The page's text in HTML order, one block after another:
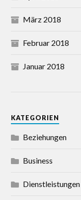
März 2018
Februar 2018
Januar 2018
KATEGORIEN
Beziehungen
Business
Dienstleistungen